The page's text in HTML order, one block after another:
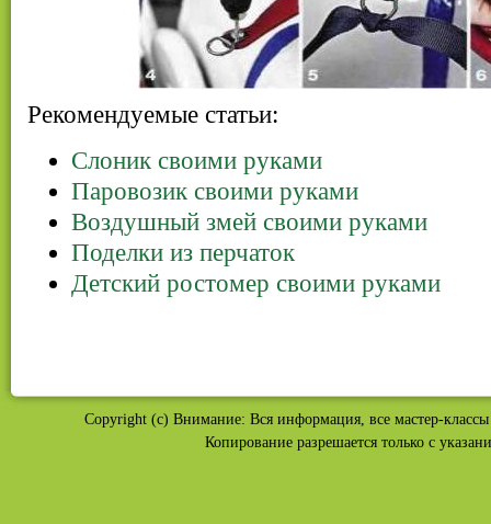
Рекомендуемые статьи:
Слоник своими руками
Паровозик своими руками
Воздушный змей своими руками
Поделки из перчаток
Детский ростомер своими руками
Copyright (c) Внимание: Вся информация, все мастер-
Копирование разрешается только с